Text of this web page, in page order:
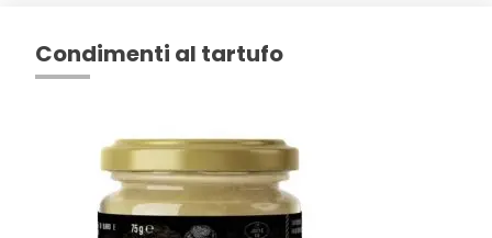
Condimenti al tartufo